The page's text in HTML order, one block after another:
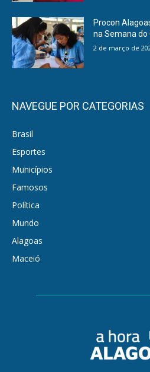
Procon
na Semana
2 de março de
NAVEGUE POR CATEGORIAS
Brasil
Esportes
Municípios
Famosos
Política
Mundo
Alagoas
Maceió